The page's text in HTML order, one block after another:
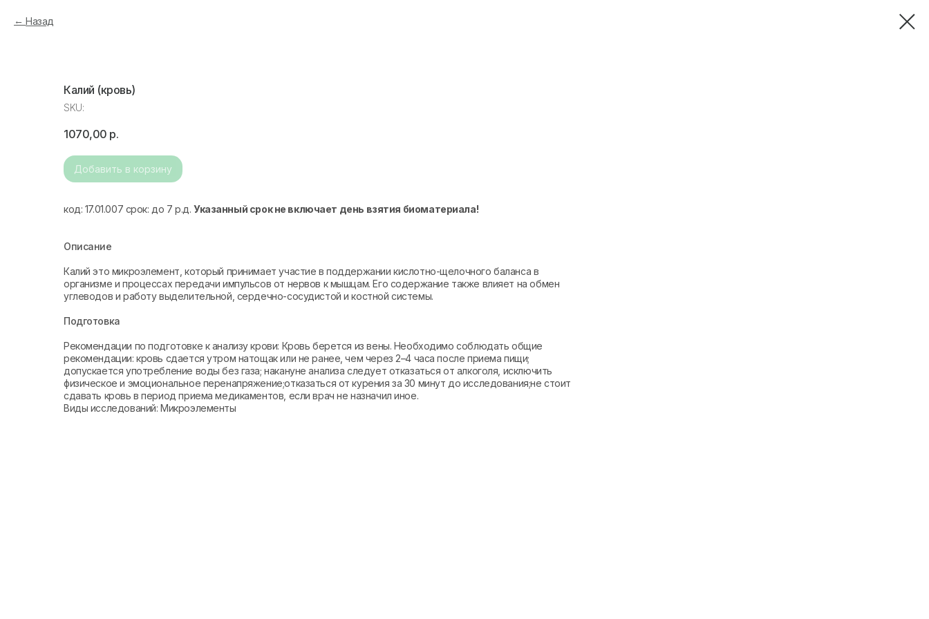
Назад
Калий (кровь)
SKU:
1070,00 р.
Добавить в корзину
код: 17.01.007 срок: до 7 р.д. Указанный срок не включает день взятия биоматериала!
Описание
Калий это микроэлемент, который принимает участие в поддержании кислотно-щелочного баланса в
организме и процессах передачи импульсов от нервов к мышцам. Его содержание также влияет на обмен
углеводов и работу выделительной, сердечно-сосудистой и костной системы.
Подготовка
Рекомендации по подготовке к анализу крови: Кровь берется из вены. Необходимо соблюдать общие
рекомендации: кровь сдается утром натощак или не ранее, чем через 2–4 часа после приема пищи;
допускается употребление воды без газа; накануне анализа следует отказаться от алкоголя, исключить
физическое и эмоциональное перенапряжение;отказаться от курения за 30 минут до исследования;не стоит
сдавать кровь в период приема медикаментов, если врач не назначил иное.
Виды исследований: Микроэлементы